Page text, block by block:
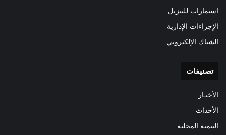
استمارات للتنزيل
الإجراءات الإدارية
الشباك الإلكتروني
تصنيفات
الأخبـار
الأحداث
التنمية المحلية